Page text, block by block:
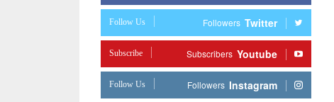
Twitter
Followers
Follow Us
Youtube
Subscribers
Subscribe
Instagram
Followers
Follow Us